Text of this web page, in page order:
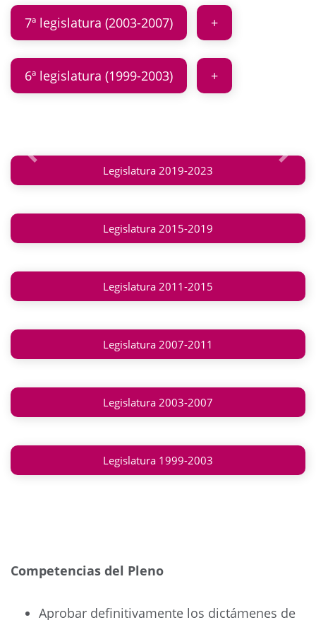
7ª legislatura (2003-2007)
6ª legislatura (1999-2003)
Anterior Legislatura 2019-2023
Legislatura 2015-2019
Legislatura 2011-2015
Legislatura 2007-2011
Legislatura 2003-2007
Legislatura 1999-2003
Competencias del Pleno
Aprobar definitivamente los dictámenes de